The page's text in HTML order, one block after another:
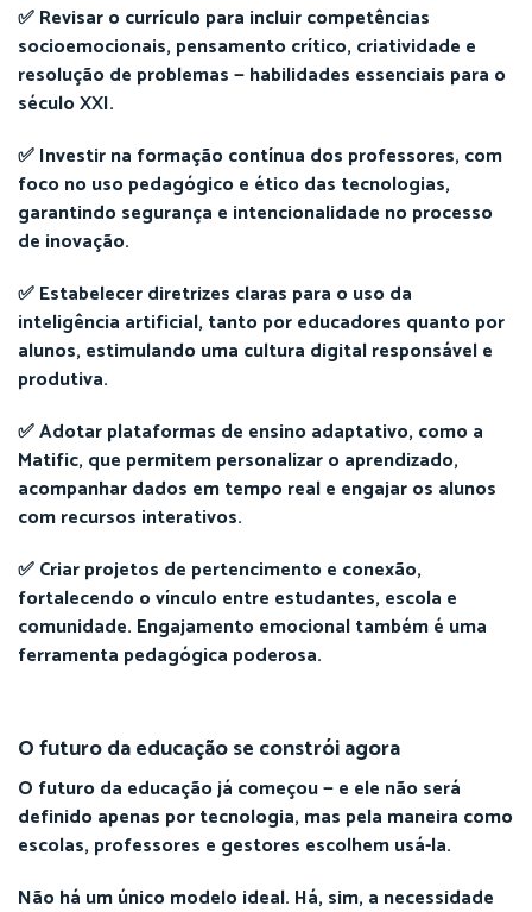
✅ Revisar o currículo para incluir competências
socioemocionais, pensamento crítico, criatividade e
resolução de problemas — habilidades essenciais para o
século XXI.
✅ Investir na formação contínua dos professores, com
foco no uso pedagógico e ético das tecnologias,
garantindo segurança e intencionalidade no processo
de inovação.
✅ Estabelecer diretrizes claras para o uso da
inteligência artificial, tanto por educadores quanto por
alunos, estimulando uma cultura digital responsável e
produtiva.
✅ Adotar plataformas de ensino adaptativo, como a
Matific, que permitem personalizar o aprendizado,
acompanhar dados em tempo real e engajar os alunos
com recursos interativos.
✅ Criar projetos de pertencimento e conexão,
fortalecendo o vínculo entre estudantes, escola e
comunidade. Engajamento emocional também é uma
ferramenta pedagógica poderosa.
O futuro da educação se constrói agora
O futuro da educação já começou — e ele não será
definido apenas por tecnologia, mas pela maneira como
escolas, professores e gestores escolhem usá-la.
Não há um único modelo ideal. Há, sim, a necessidade